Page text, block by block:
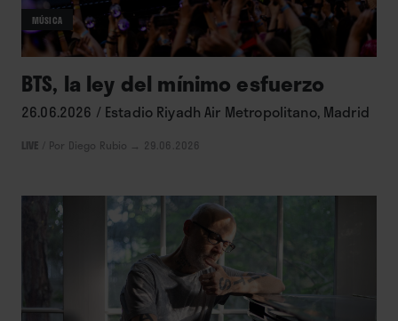
MÚSICA
BTS, la ley del mínimo esfuerzo
26.06.2026 / Estadio Riyadh Air Metropolitano, Madrid
LIVE Por Diego Rubio → 29.06.2026